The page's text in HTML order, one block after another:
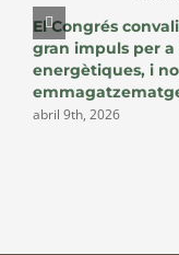
El Congrés
gran impuls per a
energètiques, i
abril 9th, 2026